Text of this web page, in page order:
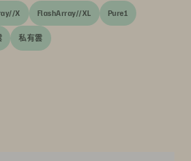
X FlashArray//XL Pure1
私有雲